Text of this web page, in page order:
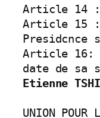
Article 14 :
Article 15 :
Presidcnce
Article 16:
Etienne
UNION POUR